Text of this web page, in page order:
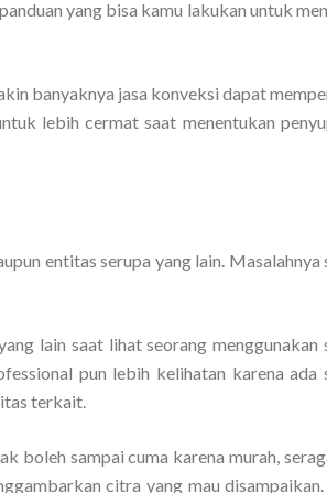
yang bisa kamu lakukan untuk
banyaknya jasa konveksi dapat
lebih cermat saat menentukan
entitas serupa yang lain. Masalahnya
lain saat lihat seorang menggunakan
pun lebih kelihatan karena ada
terkait.
boleh sampai cuma karena murah,
citra yang mau